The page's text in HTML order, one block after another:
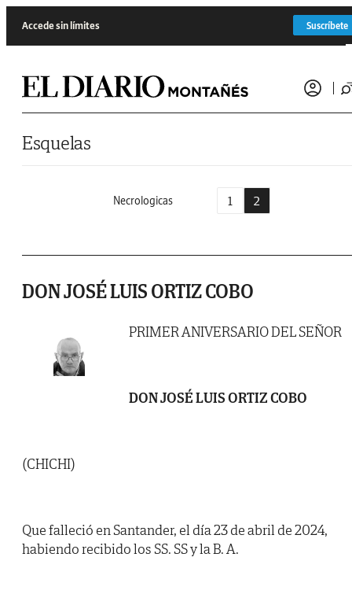
Accede sin límites Suscríbete
Esquelas
Necrologicas 1 2
DON JOSÉ LUIS ORTIZ COBO
PRIMER ANIVERSARIO DEL SEÑOR
DON JOSÉ LUIS ORTIZ COBO
(CHICHI)
Que falleció en Santander, el día 23 de abril de 2024,
habiendo recibido los SS. SS y la B. A.